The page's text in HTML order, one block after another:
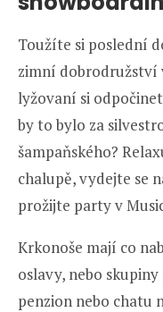
Toužíte si poslední
zimní dobrodružství
lyžovaní si
by to bylo za
šampaňského?
chalupě, vydejte se
prožijte party v
Krkonoše mají co
oslavy, nebo
penzion nebo chatu